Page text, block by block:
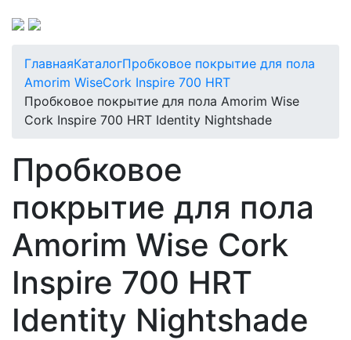
ГлавнаяКаталогПробковое покрытие для пола
Amorim WiseCork Inspire 700 HRT
Пробковое покрытие для пола Amorim Wise
Cork Inspire 700 HRT Identity Nightshade
Пробковое
покрытие для пола
Amorim Wise Cork
Inspire 700 HRT
Identity Nightshade